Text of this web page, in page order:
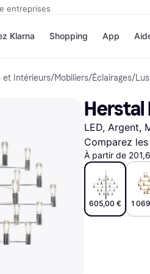
entreprises
Klarna
Options de
paiement
Payer maintenant
Paiement en 3 fois
Paiement à 30 jours
Klarna sur Apple Pay
Shopping
Magasins
Airbnb
Temu
JD Sports
Voir tous les
App
et Intérieurs/Mobiliers/Éclairages/
Herstal
LED, Argent,
Comparez
À partir de
605,00 € 1